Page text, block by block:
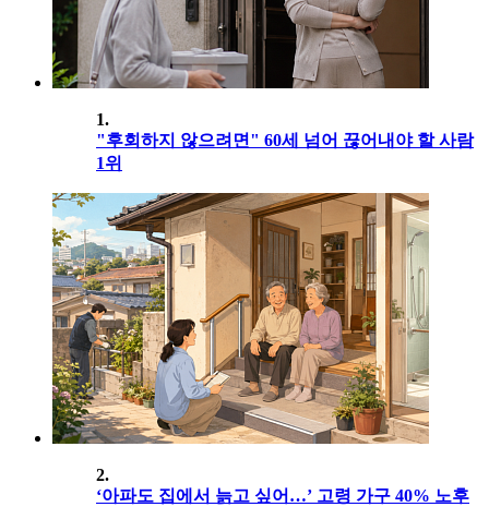
1.
"후회하지 않으려면" 60세 넘어 끊어내야 할 사람
1위
2.
‘아파도 집에서 늙고 싶어…’ 고령 가구 40% 노후